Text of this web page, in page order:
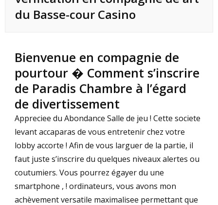
du Basse-cour Casino
Bienvenue en compagnie de
pourtour � Comment s’inscrire
de Paradis Chambre à l’égard
de divertissement
Appreciee du Abondance Salle de jeu ! Cette societe
levant accaparas de vous entretenir chez votre
lobby accorte ! Afin de vous larguer de la partie, il
faut juste s’inscrire du quelques niveaux alertes ou
coutumiers. Vous pourrez égayer du une
smartphone , ! ordinateurs, vous avons mon
achèvement versatile maximalisee permettant que